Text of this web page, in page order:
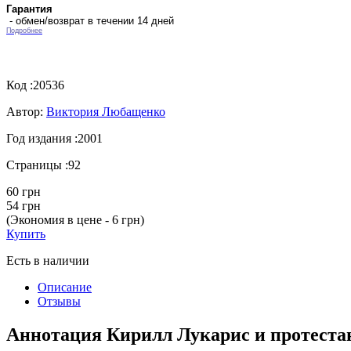
Гарантия
- обмен/возврат в течении 14 дней
Подробнее
Код :20536
Автор: Виктория Любащенко
Год издания :2001
Страницы :92
60 грн
54 грн
(Экономия в цене - 6 грн)
Купить
Есть в наличии
Описание
Отзывы
Аннотация Кирилл Лукарис и